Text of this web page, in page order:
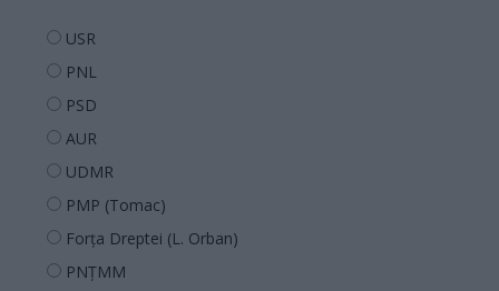
USR
PNL
PSD
AUR
UDMR
PMP (Tomac)
Forța Dreptei (L. Orban)
PNȚMM